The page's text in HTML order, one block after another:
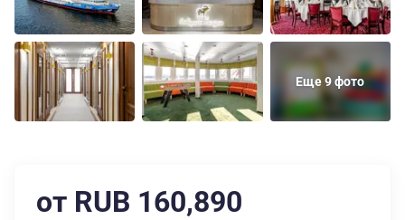
Еще 9 фото
от RUB 160,890